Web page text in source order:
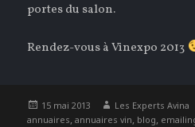
portes du salon.
Rendez-vous à Vinexpo 2013
Publié
le
15 mai 2013 Auteur
Les Experts Avina
annuaires,annuaires vin, blog,